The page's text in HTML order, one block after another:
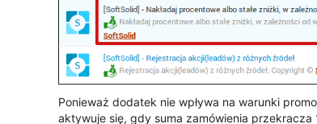
Ponieważ dodatek nie wpływa na warunki
aktywuje się, gdy suma zamówienia przekracza